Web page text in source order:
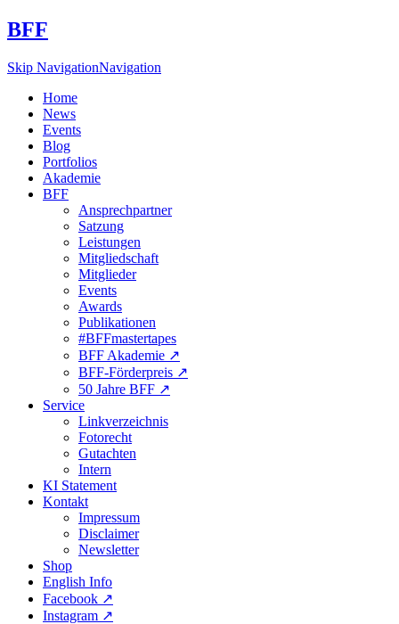
BFF
Skip NavigationNavigation
Home
News
Events
Blog
Portfolios
Akademie
BFF
Ansprechpartner
Satzung
Leistungen
Mitgliedschaft
Mitglieder
Events
Awards
Publikationen
#BFFmastertapes
BFF Akademie ↗︎
BFF-Förderpreis ↗︎
50 Jahre BFF ↗︎
Service
Linkverzeichnis
Fotorecht
Gutachten
Intern
KI Statement
Kontakt
Impressum
Disclaimer
Newsletter
Shop
English Info
Facebook ↗︎
Instagram ↗︎